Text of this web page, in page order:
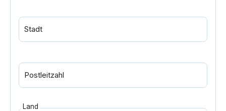
Stadt
Postleitzahl
Land